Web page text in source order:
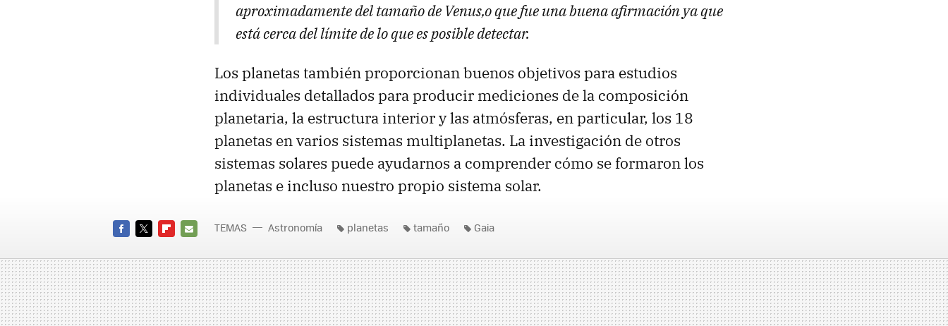
aproximadamente del tamaño de Venus,o que fue una buena afirmación ya que
está cerca del límite de lo que es posible detectar.
Los planetas también proporcionan buenos objetivos para estudios
individuales detallados para producir mediciones de la composición
planetaria, la estructura interior y las atmósferas, en particular, los 18
planetas en varios sistemas multiplanetas. La investigación de otros
sistemas solares puede ayudarnos a comprender cómo se formaron los
planetas e incluso nuestro propio sistema solar.
MAIL
TEMAS Astronomía planetas tamaño Gaia